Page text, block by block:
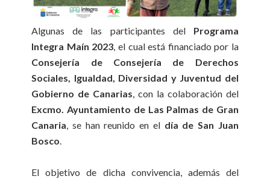
Algunas de las participantes del Programa
Integra Maín 2023, el cual está financiado por la
Consejería de Consejería de Derechos
Sociales, Igualdad, Diversidad y Juventud del
Gobierno de Canarias, con la colaboración del
Excmo. Ayuntamiento de Las Palmas de Gran
Canaria, se han reunido en el día de San Juan
Bosco.
El objetivo de dicha convivencia, además del